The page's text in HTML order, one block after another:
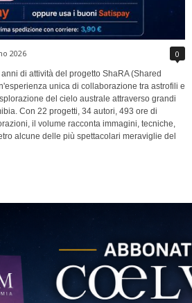
2026 0
di attività del progetto ShaRA (Shared
unica di collaborazione tra astrofili e
del cielo australe attraverso grandi
Con 22 progetti, 34 autori, 493 ore di
il volume racconta immagini, tecniche,
alcune delle più spettacolari meraviglie del